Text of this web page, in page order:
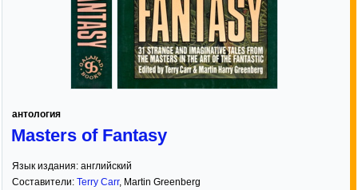
антология
Masters of Fantasy
Язык издания: английский
Составители: Terry Carr, Martin Greenberg